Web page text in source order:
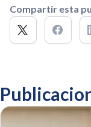
Compartir esta